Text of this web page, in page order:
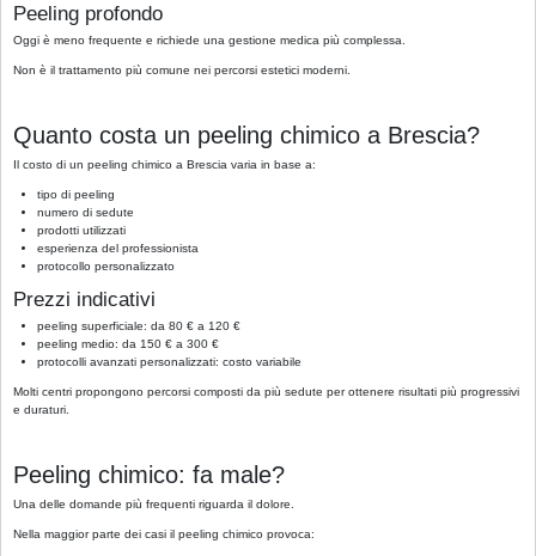
Peeling profondo
Oggi è meno frequente e richiede una gestione medica più complessa.
Non è il trattamento più comune nei percorsi estetici moderni.
Quanto costa un peeling chimico a Brescia?
Il costo di un peeling chimico a Brescia varia in base a:
tipo di peeling
numero di sedute
prodotti utilizzati
esperienza del professionista
protocollo personalizzato
Prezzi indicativi
peeling superficiale: da 80 € a 120 €
peeling medio: da 150 € a 300 €
protocolli avanzati personalizzati: costo variabile
Molti centri propongono percorsi composti da più sedute per ottenere risultati più progressivi
e duraturi.
Peeling chimico: fa male?
Una delle domande più frequenti riguarda il dolore.
Nella maggior parte dei casi il peeling chimico provoca: